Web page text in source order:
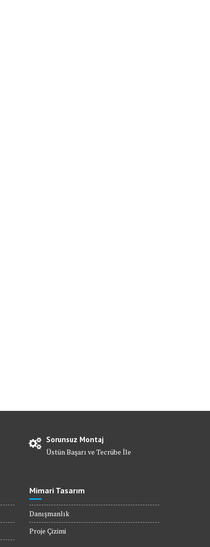
Sorunsuz Montaj
Üstün Başarı ve Tecrübe İle
Mimari Tasarım
Danışmanlık
Proje Çizimi